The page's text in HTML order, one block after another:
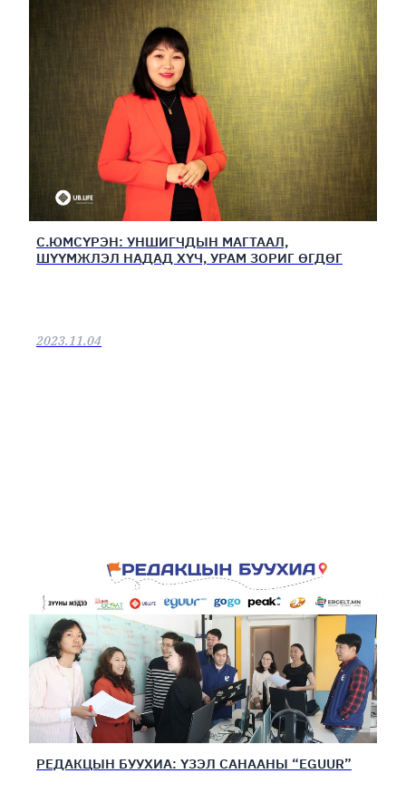
С.ЮМСҮРЭН: УНШИГЧДЫН МАГТААЛ,
ШҮҮМЖЛЭЛ НАДАД ХҮЧ, УРАМ ЗОРИГ ӨГДӨГ
2023.11.04
РЕДАКЦЫН БУУХИА: ҮЗЭЛ САНААНЫ “EGUUR”